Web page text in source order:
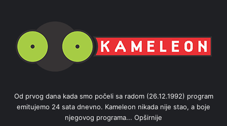
Od prvog dana kada smo počeli sa radom (26.12.1992) program
emitujemo 24 sata dnevno. Kameleon nikada nije stao, a boje
njegovog programa... Opširnije